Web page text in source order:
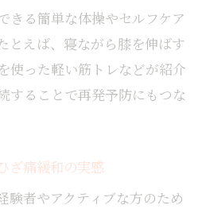
きる簡単な体操やセルフケア
とえば、寝ながら膝を伸ばす
使った軽い筋トレなどが紹介
することで再発予防にもつな
ざ痛緩和の実感
験者やアクティブな方のため